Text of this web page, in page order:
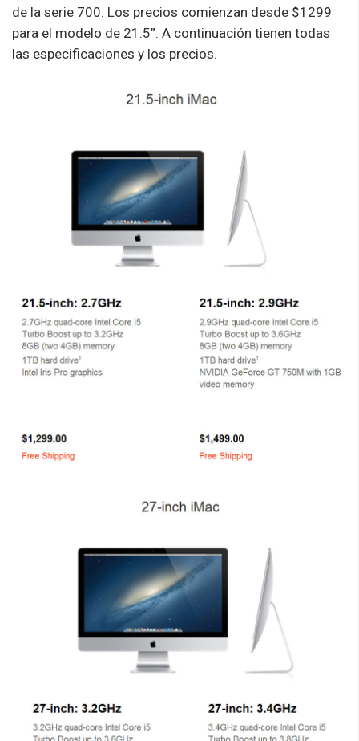
de la serie 700. Los precios comienzan desde $1299
para el modelo de 21.5”. A continuación tienen todas
las especificaciones y los precios.